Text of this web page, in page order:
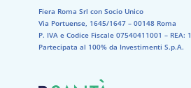
Fiera Roma Srl con Socio Unico
Via Portuense, 1645/1647 – 00148 Roma
P. IVA e Codice Fiscale 07540411001​ – REA:
Partecipata al 100% da Investimenti S.p.A.